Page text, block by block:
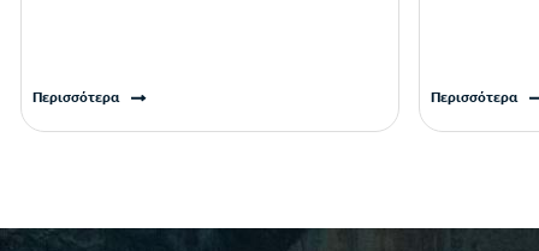
Περισσότερα Περισσότερα